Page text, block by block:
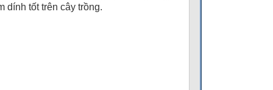
dính tốt trên cây trồng.